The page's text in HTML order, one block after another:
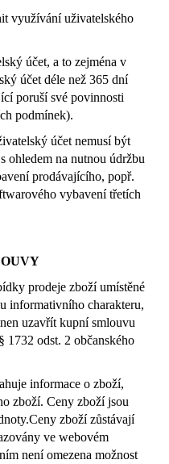
využívání uživatelského
účet, a to zejména v
účet déle než 365 dní
poruší své povinnosti
podmínek).
účet nemusí být
ohledem na nutnou údržbu
prodávajícího, popř.
vybavení třetích
prodeje zboží umístěné
informativního charakteru,
uzavřít kupní smlouvu
1732 odst. 2 občanského
informace o zboží,
zboží. Ceny zboží jsou
zboží zůstávají
ve webovém
není omezena možnost